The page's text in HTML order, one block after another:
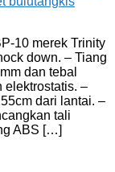
10 merek Trinity
down. – Tiang
dan tebal
elektrostatis. –
dari lantai. –
tali
ABS […]